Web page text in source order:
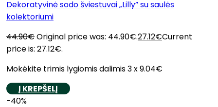
Dekoratyvinė sodo šviestuvai „Lilly” su saulės
kolektoriumi
44.90€Original price was: 44.90€.27.12€Current
price is: 27.12€.
Mokėkite trimis lygiomis dalimis 3 x 9.04€
Į KREPŠELĮ
-40%